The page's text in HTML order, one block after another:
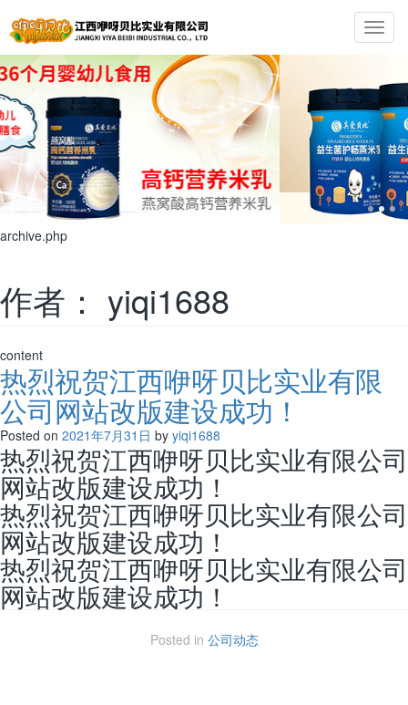
archive.php
作者： yiqi1688
content
热烈祝贺江西咿呀贝比实业有限
公司网站改版建设成功！
Posted on 2021年7月31日 by yiqi1688
热烈祝贺江西咿呀贝比实业有限公司
网站改版建设成功！
热烈祝贺江西咿呀贝比实业有限公司
网站改版建设成功！
热烈祝贺江西咿呀贝比实业有限公司
网站改版建设成功！
Posted in 公司动态